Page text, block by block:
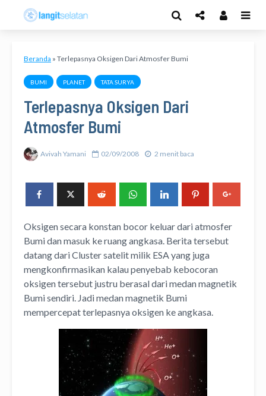
Beranda » Terlepasnya Oksigen Dari Atmosfer Bumi
BUMI PLANET TATA SURYA
Terlepasnya Oksigen Dari
Atmosfer Bumi
Avivah Yamani 02/09/2008 2 menit baca
Oksigen secara konstan bocor keluar dari atmosfer
Bumi dan masuk ke ruang angkasa. Berita tersebut
datang dari Cluster satelit milik ESA yang juga
mengkonfirmasikan kalau penyebab kebocoran
oksigen tersebut justru berasal dari medan magnetik
Bumi sendiri. Jadi medan magnetik Bumi
mempercepat terlepasnya oksigen ke angkasa.